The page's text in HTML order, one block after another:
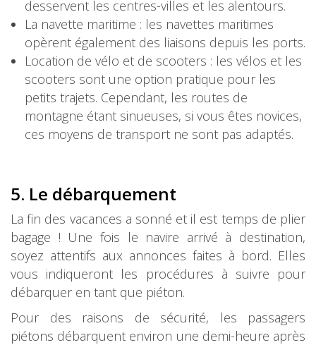
desservent les centres-villes et les alentours.
La navette maritime : les navettes maritimes
opèrent également des liaisons depuis les ports.
Location de vélo et de scooters : les vélos et les
scooters sont une option pratique pour les
petits trajets. Cependant, les routes de
montagne étant sinueuses, si vous êtes novices,
ces moyens de transport ne sont pas adaptés.
5. Le débarquement
La fin des vacances a sonné et il est temps de plier
bagage ! Une fois le navire arrivé à destination,
soyez attentifs aux annonces faites à bord. Elles
vous indiqueront les procédures à suivre pour
débarquer en tant que piéton.
Pour des raisons de sécurité, les passagers
piétons débarquent environ une demi-heure après